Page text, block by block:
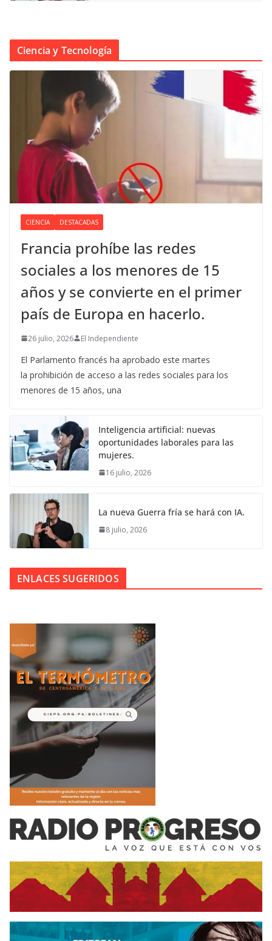
Ciencia y Tecnología
CIENCIA DESTACADAS
Francia prohíbe las redes
sociales a los menores de 15
años y se convierte en el primer
país de Europa en hacerlo.
26 julio, 2026 El Independiente
El Parlamento francés ha aprobado este martes
la prohibición de acceso a las redes sociales para los
menores de 15 años, una
Inteligencia artificial: nuevas
oportunidades laborales para las
mujeres.
16 julio, 2026
La nueva Guerra fría se hará con IA.
8 julio, 2026
ENLACES SUGERIDOS